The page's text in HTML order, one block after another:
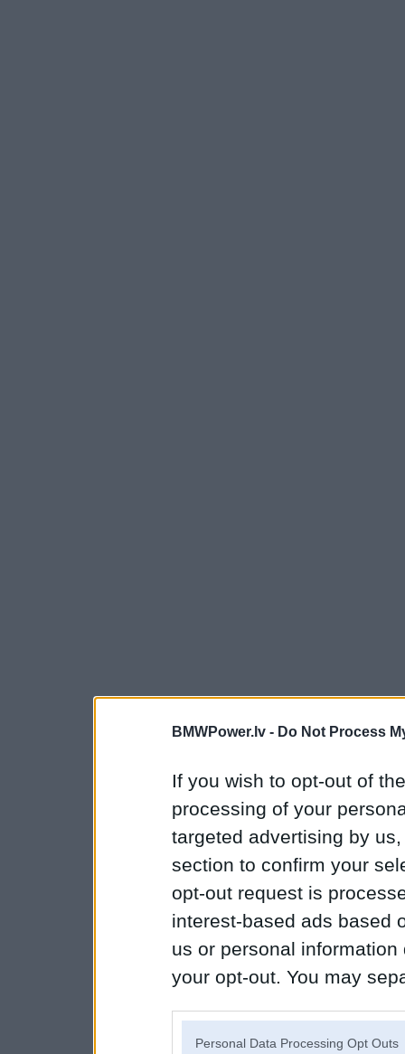
BMWPower.lv - Do Not Process
If you wish to opt-out of
processing of your
targeted advertising by
section to confirm your
opt-out request is
interest-based ads based
us or personal
your opt-out. You may
Personal Data Processing Opt Outs